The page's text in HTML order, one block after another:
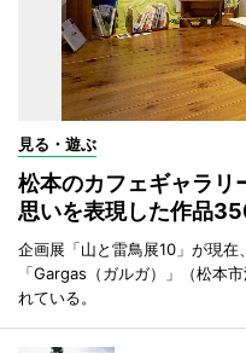
見る・遊ぶ
松本のカフェギャラ
思いを表現した作品
企画展「山と雷鳥展10」が現在
「Gargas（ガルガ）」（松本
れている。